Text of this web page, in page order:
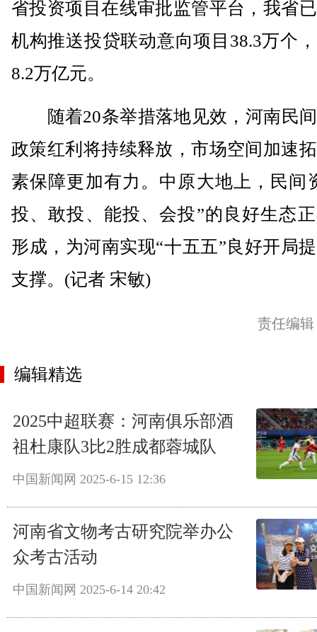
省投资项目在线审批监管平台，我省
机构推送投贷联动意向项目38.3万个
8.2万亿元。
随着20条举措落地见效，河南民
政策红利将持续释放，市场空间加速
素保障更加有力。中原大地上，民间
投、敢投、能投、会投”的良好生态
形成，为河南实现“十五五”良好开局
支撑。(记者 宋敏)
责任编
编辑精选
2025中超联赛：河南俱乐部酒
祖杜康队3比2胜成都蓉城队
中国新闻网 2025-6-15 12:36
河南省文物考古研究院举办公
众考古活动
中国新闻网 2025-6-14 20:42